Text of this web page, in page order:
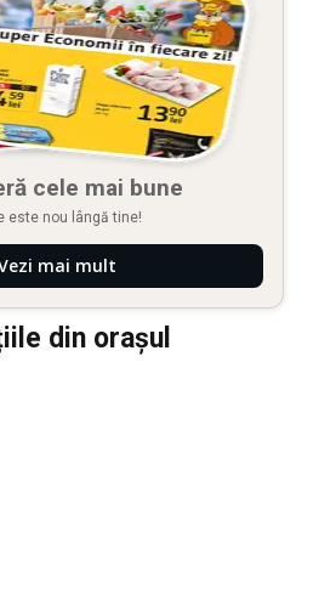
cele mai bune
este nou lângă tine!
mai mult
din orașul